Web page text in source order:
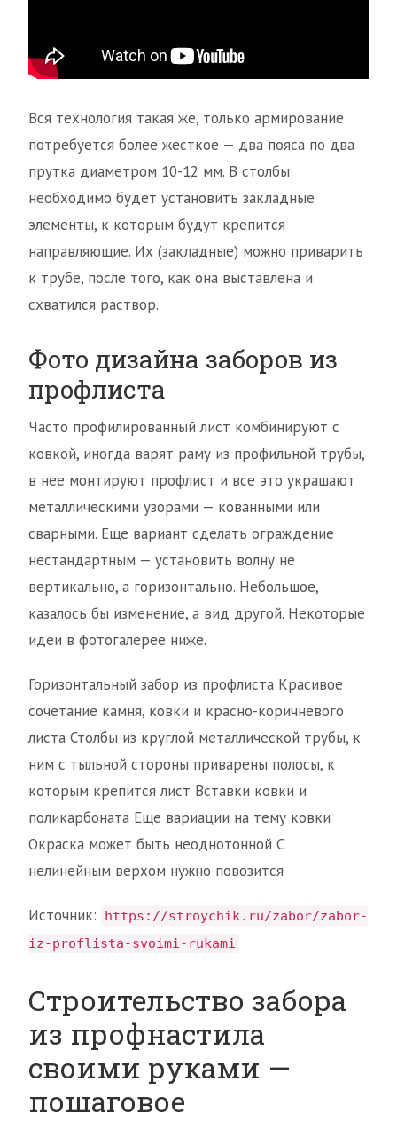
Вся технология такая же, только армирование
потребуется более жесткое — два пояса по два
прутка диаметром 10-12 мм. В столбы
необходимо будет установить закладные
элементы, к которым будут крепится
направляющие. Их (закладные) можно приварить
к трубе, после того, как она выставлена и
схватился раствор.
Фото дизайна заборов из
профлиста
Часто профилированный лист комбинируют с
ковкой, иногда варят раму из профильной трубы,
в нее монтируют профлист и все это украшают
металлическими узорами — кованными или
сварными. Еще вариант сделать ограждение
нестандартным — установить волну не
вертикально, а горизонтально. Небольшое,
казалось бы изменение, а вид другой. Некоторые
идеи в фотогалерее ниже.
Горизонтальный забор из профлиста Красивое
сочетание камня, ковки и красно-коричневого
листа Столбы из круглой металлической трубы, к
ним с тыльной стороны приварены полосы, к
которым крепится лист Вставки ковки и
поликарбоната Еще вариации на тему ковки
Окраска может быть неоднотонной С
нелинейным верхом нужно повозится
Источник:
https://stroychik.ru/zabor/zabor-
iz-proflista-svoimi-rukami
Строительство забора
из профнастила
своими руками —
пошаговое